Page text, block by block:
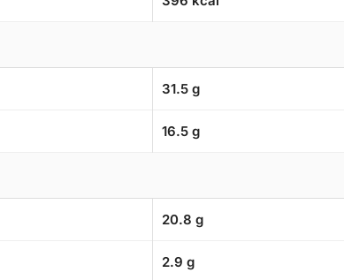
31.5 g
16.5 g
20.8 g
2.9 g